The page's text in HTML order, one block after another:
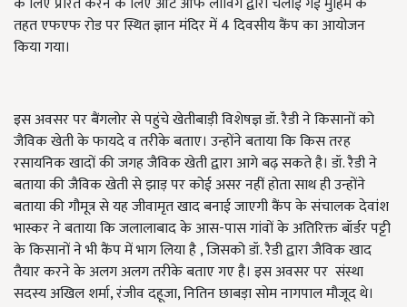
तहत एफएफ रोड पर स्थित ज्ञान मंदिर में 4 दिवसीय कैंप का आयोजन
किया गया।
इस अवसर पर बैंगलोर से पहुंचे खेतीबाड़ी विशेषज्ञ डॉ. रैडी ने किसानों को
जैविक खेती के फायदे व तरीके बताए। उन्होंने बताया कि किस तरह
रसायनिक खादों की जगह जैविक खेती द्वारा आगे बढ़ सकते है। डॉ. रैडी ने
बताया की जैविक खेती से झाड़ पर कोई असर नहीं होता साथ ही उन्होंने
बताया की गौमूत्र से यह जीवामृत खाद बनाई जाएगी कैंप के संचालक देवांश
भास्कर ने बताया कि जलालाबाद के आस-पास गांवों के अतिरिक्त बॉर्डर पट्टी
के किसानों ने भी कैंप में भाग लिया है , जिसको डॉ. रैडी द्वारा जैविक खाद
तैयार करने के अलग अलग तरीके बताए गए है। इस अवसर पर संस्था
सदस्य अखिल शर्मा, रंजीव दहूजा, नितिन छाबड़ा सोम नागपाल मौजूद थे।